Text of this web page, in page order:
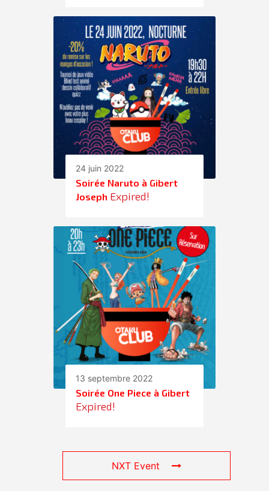
24 juin 2022
Soirée Naruto à Gibert
Joseph Expired!
13 septembre 2022
Soirée One Piece à Gibert
Expired!
NXT Event